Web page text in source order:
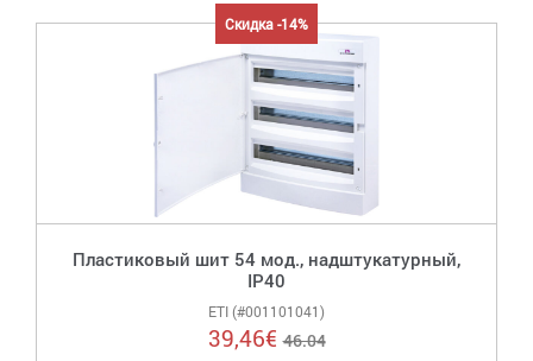
Скидка -14%
Пластиковый шит 54 мод., надштукатурный,
IP40
ETI (#001101041)
39,46€ 46.04